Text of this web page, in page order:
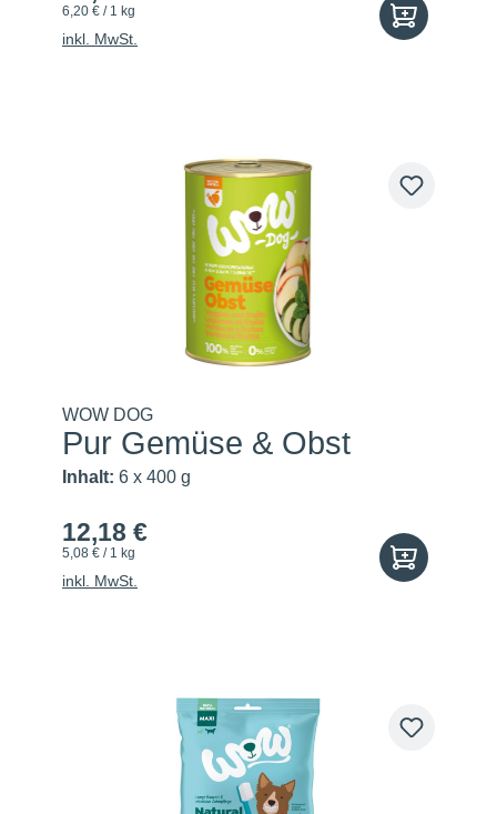
6,20 € / 1 kg
inkl. MwSt.
WOW DOG
Pur Gemüse & Obst
Inhalt: 6 x 400 g
12,18 €
5,08 € / 1 kg
inkl. MwSt.